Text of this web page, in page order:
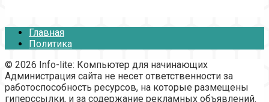
Главная
Политика
© 2026 Info-lite: Компьютер для начинающих
Администрация сайта не несет ответственности за
работоспособность ресурсов, на которые размещены
гиперссылки, и за содержание рекламных объявлений.